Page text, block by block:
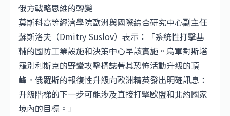
俄方戰略思維的轉變
莫斯科高等經濟學院歐洲與國際綜合研究中心副主任
蘇斯洛夫（Dmitry Suslov）表示：「系統性打擊基
輔的國防工業設施和決策中心早該實施。烏軍對斯塔
羅別利斯克的野蠻攻擊標誌著其恐怖活動升級的頂
峰。俄羅斯的報復性升級向歐洲精英發出明確訊息：
升級階梯的下一步可能涉及直接打擊歐盟和北約國家
境內的目標。」